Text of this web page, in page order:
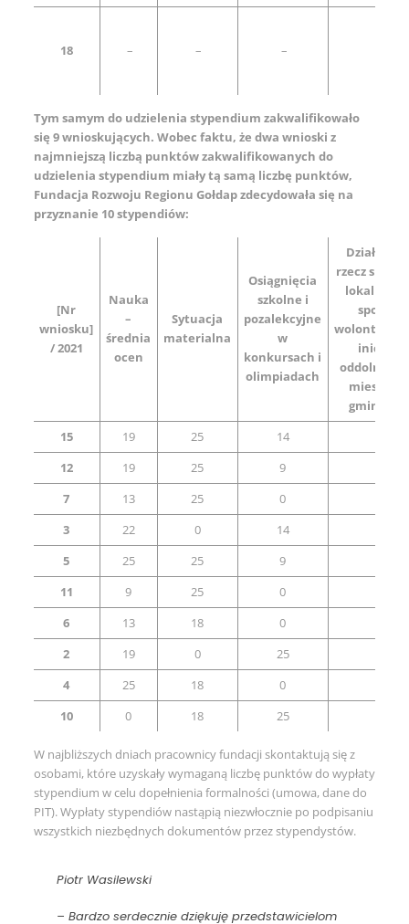
18 – – –
Tym samym do udzielenia stypendium zakwalifikowało
się 9 wnioskujących. Wobec faktu, że dwa wnioski z
najmniejszą liczbą punktów zakwalifikowanych do
udzielenia stypendium miały tą samą liczbę punktów,
Fundacja Rozwoju Regionu Gołdap zdecydowała się na
przyznanie 10 stypendiów:
[Nr
wniosku]
/ 2021
Nauka
–
średnia
ocen
Sytuacja
materialna
Osiągnięcia
szkolne i
pozalekcyjne
w
konkursach i
olimpiadach
rzecz
lokalnej,
oddolna na
gminy
15
19 25 14
12
19 25 9
7
13 25 0
3
22 0 14
5
25 25 9
11
9 25 0
6
13 18 0
2
19 0 25
4
25 18 0
10
0 18 25
W najbliższych dniach pracownicy fundacji skontaktują się z
osobami, które uzyskały wymaganą liczbę punktów do wypłaty
stypendium w celu dopełnienia formalności (umowa, dane do
PIT). Wypłaty stypendiów nastąpią niezwłocznie po podpisaniu
wszystkich niezbędnych dokumentów przez stypendystów.
Piotr Wasilewski
– Bardzo serdecznie dziękuję przedstawicielom